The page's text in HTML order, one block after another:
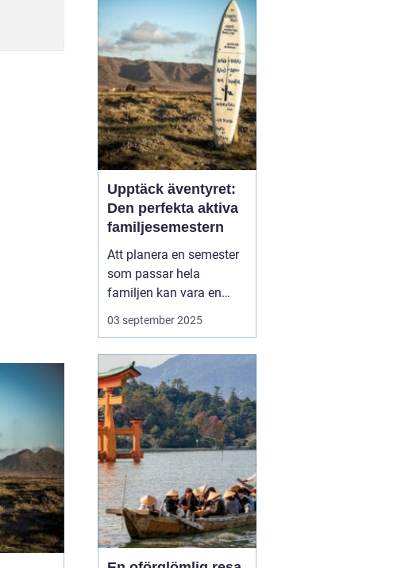
och kombinera arbete
med nöje ...
Upptäck äventyret:
Den perfekta aktiva
familjesemestern
Att planera en semester
som passar hela
familjen kan vara en
utmaning, men en
familjesemester
till vuxna. En semester
fylld med aktiviteter...
03 september 2025